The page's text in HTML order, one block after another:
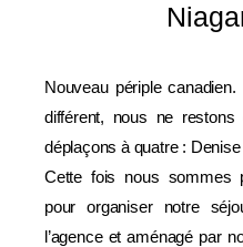
Nouveau périple
différent, nous ne
déplaçons à quatre :
Cette fois nous sommes
pour organiser notre
l’agence et aménagé par